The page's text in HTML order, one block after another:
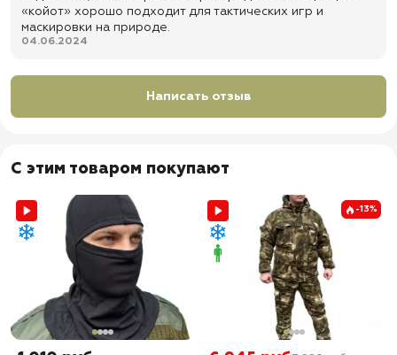
✅ Подходит для городской носки, любителей стиля милитари, военно-
тактических игр (Страйкбол, Лазертаг), велосипедистов, фото-
туристов, любителей активного отдыха на природе
✅
«койот» хорошо подходит для тактических игр и
маскировки на природе.
04.06.2024
Написать отзыв
С этим товаром покупают
-13%